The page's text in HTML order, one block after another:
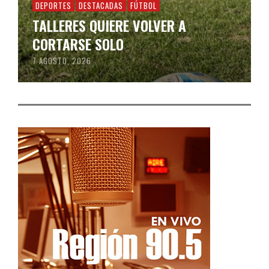
DEPORTES DESTACADAS FÚTBOL
TALLERES QUIERE VOLVER A
CORTARSE SOLO
7 AGOSTO, 2026